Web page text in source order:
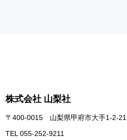
株式会社 山梨社
〒400-0015 山梨県甲府市大手1-2-21
TEL 055-252-9211